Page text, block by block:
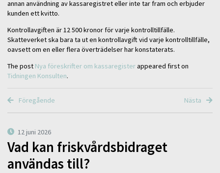
annan användning av kassaregistret eller inte tar fram och erbjuder
kunden ett kvitto.
Kontrollavgiften är 12 500 kronor för varje kontrolltillfälle.
Skatteverket ska bara ta ut en kontrollavgift vid varje kontrolltillfälle,
oavsett om en eller flera överträdelser har konstaterats.
The post Nya föreskrifter om kassaregisterappeared first on
Tidningen Konsulten.
Föregående Nästa
12 juni 2026
Vad kan friskvårdsbidraget
användas till?